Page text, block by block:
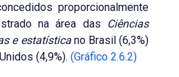
proporcionalmente
na área das
Ciências
e estatísticano Brasil (6,3%)
(4,9%). (Gráfico 2.6.2)